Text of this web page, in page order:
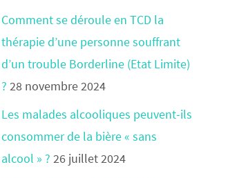
Comment se déroule en TCD la
thérapie d’une personne souffrant
d’un trouble Borderline (Etat Limite)
? 28 novembre 2024
Les malades alcooliques peuvent-ils
consommer de la bière « sans
alcool » ? 26 juillet 2024